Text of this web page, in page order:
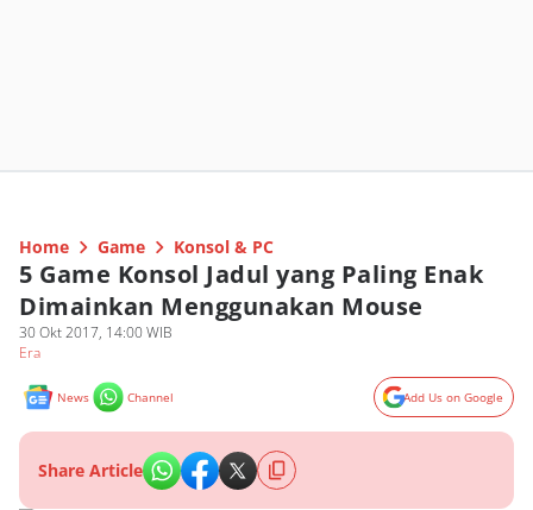
Home Game Konsol & PC
5 Game Konsol Jadul yang Paling Enak
Dimainkan Menggunakan Mouse
30 Okt 2017, 14:00 WIB
Era
News Channel Add Us on Google
Share Article